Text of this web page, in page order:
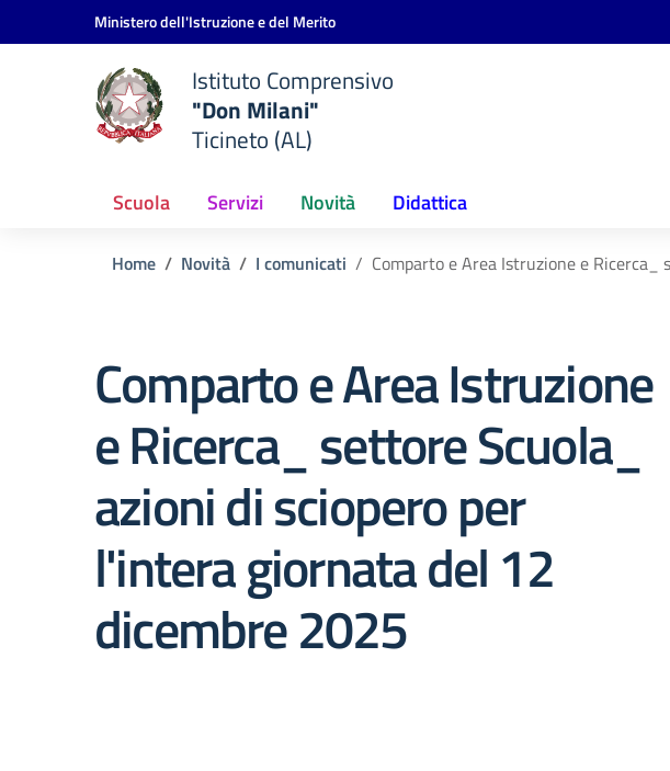
Vai ai contenuti
Vai al menu di navigazioneMinistero dell'Istruzione e del Merito
Istituto Comprensivo
"Don Milani"
Ticineto (AL)
Scuola Servizi Novità Didattica
Home Novità I comunicati Comparto e Area Istruzione e
Comparto e Area Istruzione
e Ricerca_ settore Scuola_
azioni di sciopero per
l'intera giornata del 12
dicembre 2025